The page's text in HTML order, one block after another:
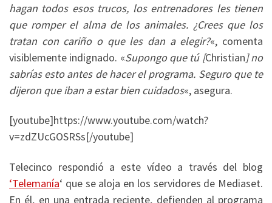
hagan todos esos trucos, los entrenadores les tienen
que romper el alma de los animales. ¿Crees que los
tratan con cariño o que les dan a elegir?«, comenta
visiblemente indignado. «Supongo que tú [Christian] no
sabrías esto antes de hacer el programa. Seguro que te
dijeron que iban a estar bien cuidados«, asegura.
[youtube]https://www.youtube.com/watch?
v=zdZUcGOSRSs[/youtube]
Telecinco respondió a este vídeo a través del blog
‘Telemanía‘ que se aloja en los servidores de Mediaset.
En él, en una entrada reciente, defienden al programa